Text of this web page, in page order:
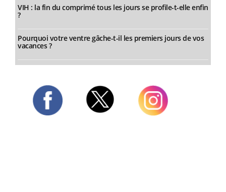
VIH : la fin du comprimé tous les jours se profile-t-elle enfin
?
Pourquoi votre ventre gâche-t-il les premiers jours de vos
vacances ?